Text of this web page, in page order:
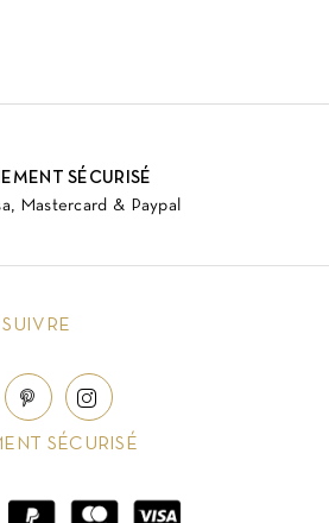
SÉCURISÉ
Mastercard & Paypal
SUIVRE
SÉCURISÉ